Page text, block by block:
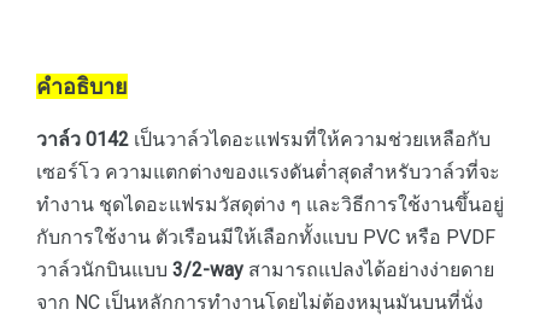
คำอธิบาย
วาล์ว 0142 เป็นวาล์วไดอะแฟรมที่ให้ความช่วยเหลือกับ
เซอร์โว ความแตกต่างของแรงดันต่ำสุดสำหรับวาล์วที่จะ
ทำงาน ชุดไดอะแฟรมวัสดุต่าง ๆ และวิธีการใช้งานขึ้นอยู่
กับการใช้งาน ตัวเรือนมีให้เลือกทั้งแบบ PVC หรือ PVDF
วาล์วนักบินแบบ 3/2-way สามารถแปลงได้อย่างง่ายดาย
จาก NC เป็นหลักการทำงานโดยไม่ต้องหมุนมันบนที่นั่ง